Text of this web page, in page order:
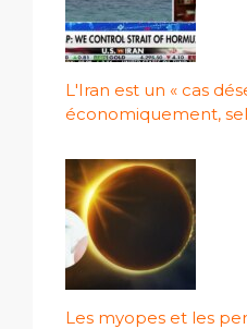
L'Iran est un « cas
économiquement,
Les myopes et les